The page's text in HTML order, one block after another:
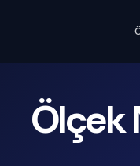
Ölçek